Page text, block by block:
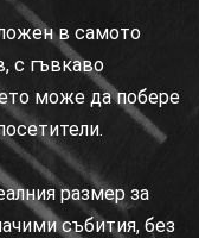
в самото
с гъвкаво
може да побере
размер за
събития, без